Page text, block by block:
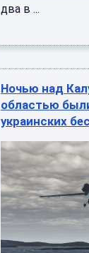
два в ...
Ночью над
областью
украинских